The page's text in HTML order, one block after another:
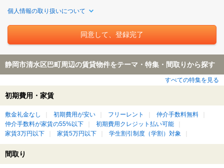
個人情報の取り扱いについて
静岡市清水区巴町周辺の賃貸物件をテーマ・特集・間取りから探す
すべての特集を見る
初期費用・家賃
敷金礼金なし 初期費用が安い フリーレント
仲介手数料無料
仲介手数料が家賃の55%以下
初期費用クレジット払い可能
家賃3万円以下
家賃5万円以下 学生割引制度（学割）対象
間取り